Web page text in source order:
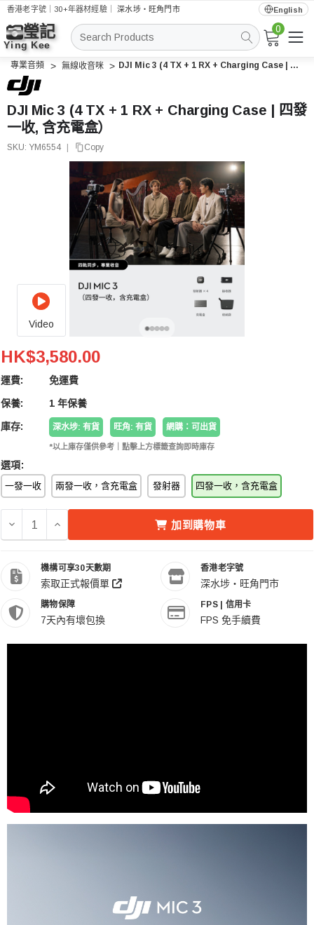
香港老字號｜30+年器材經驗｜深水埗・旺角門市 English
搜
索
0
專業音頻 無線收音咪 DJI Mic 3 (4 TX + 1 RX + Charging Case | 四發一收, 含充電盒）
DJI Mic 3 (4 TX + 1 RX + Charging Case | 四發
一收, 含充電盒）
SKU: YM6554 Copy
Video
DJI Mic 3 (4 TX + 1 RX + Charging Case | 四發一收,
HK$3,580.00
運費: 免運費
保養: 1 年保養
庫存: 深水埗: 有貨 旺角: 有貨 網購：可出貨
*以上庫存僅供參考｜點擊上方標籤查詢即時庫存
選項:
一發一收 兩發一收，含充電盒 發射器 四發一收，含充電盒
減少 DJI MIC 3 (4 TX + 1 RX + CHARGING CASE | 四發一
增加 DJI MIC 3 (4 TX + 1 RX + CHARGING CASE
加到購物車
機構可享30天數期
索取正式報價單
香港老字號
深水埗・旺角門市
購物保障
7天內有壞包換
FPS | 信用卡
FPS 免手續費